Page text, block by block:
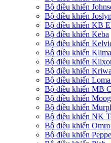
Bộ điều khiển
Bộ điều khiển
Bộ điều khiển KB
Bộ điều khiển Keba
Bộ điều khiển
Bộ điều khiển
Bộ điều khiển
Bộ điều khiển
Bộ điều khiển Loma
Bộ điều khiển MB
Bộ điều khiển Moog
Bộ điều khiển
Bộ điều khiển NK
Bộ điều khiển
Bộ điều khiển